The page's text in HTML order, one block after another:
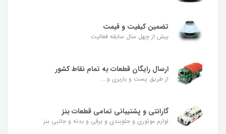
تضمین کیفیت و قیمت
بیش از چهل سال سابقه فعالیت
ارسال رایگان قطعات به تمام نقاط کشور
از طریق پست و باربری و....
گارانتی و پشتیبانی تمامی قطعات بنز
لوازم موتوری و جلوبندی و برقی و بدنه و جانبی بنز